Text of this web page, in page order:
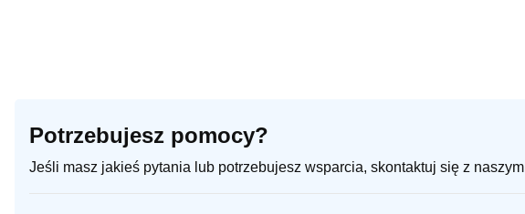
Potrzebujesz pomocy?
Jeśli masz jakieś pytania lub potrzebujesz wsparcia, skontaktuj się z naszym